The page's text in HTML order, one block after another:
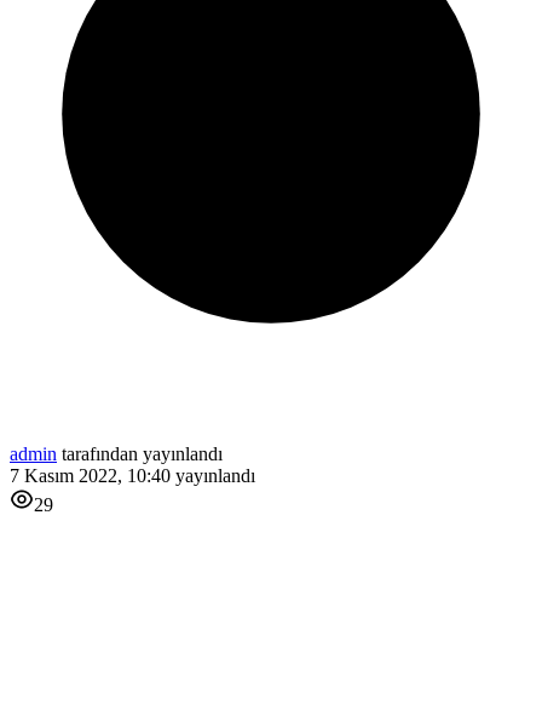
admin tarafından yayınlandı
7 Kasım 2022, 10:40 yayınlandı
29